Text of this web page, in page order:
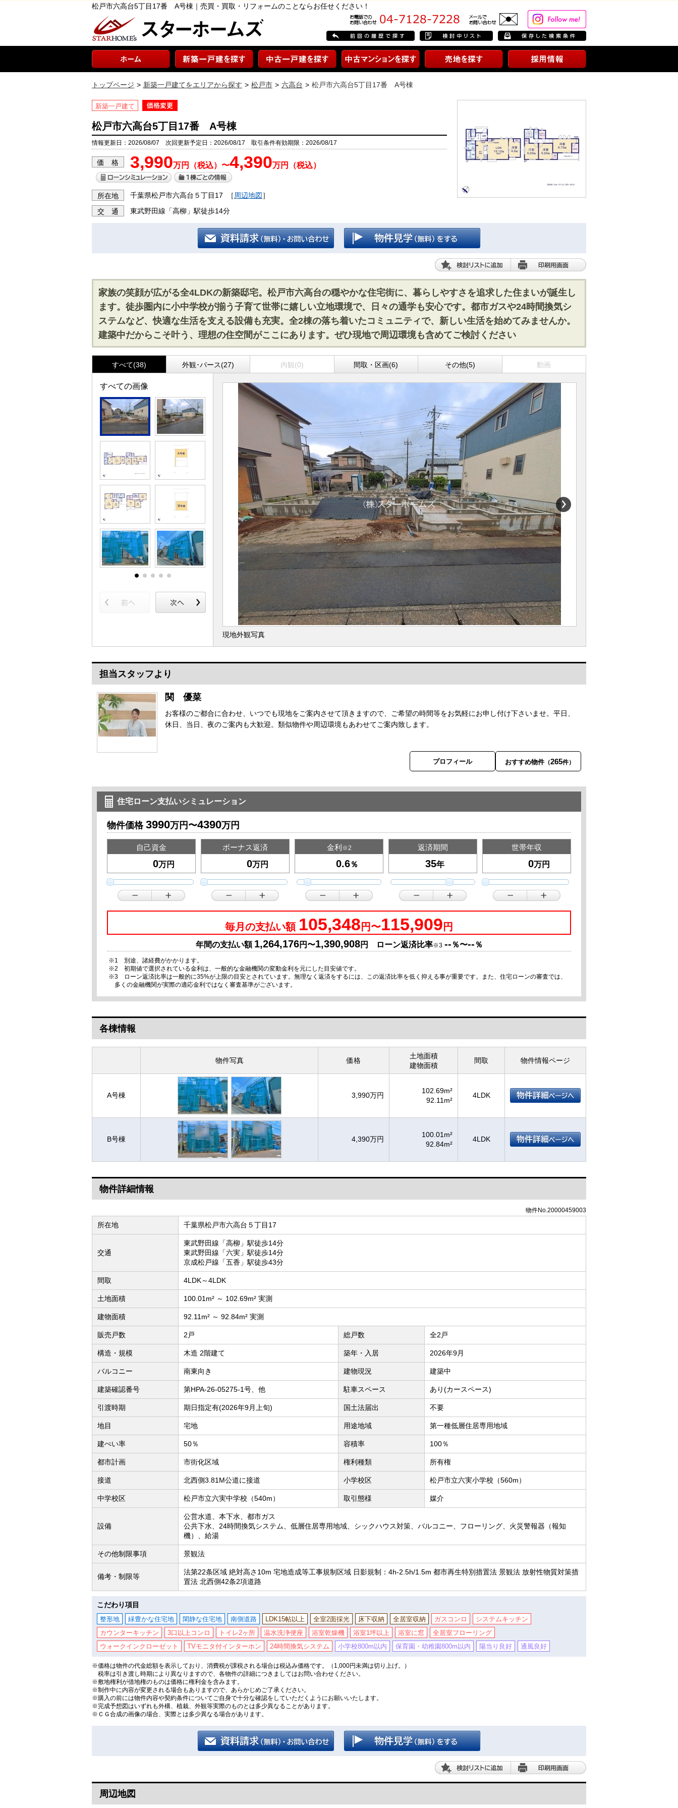
松戸市六高台5丁目17番 A号棟｜売買・買取・リフォームのことならお任せください！
トップページ 新築一戸建てをエリアから探す 松戸市 六高台 松戸市六高台5丁目17番 A号棟
新築一戸建て
松戸市六高台5丁目17番 A号棟
情報更新日：2026/08/07 次回更新予定日：2026/08/17 取引条件有効期限：2026/08/17
価 格 3,990万円（税込）〜4,390万円（税込）
所在地 千葉県松戸市六高台５丁目17 ［ 周辺地図］
交 通 東武野田線「高柳」駅徒歩14分
家族の笑顔が広がる全4LDKの新築邸宅。松戸市六高台の穏やかな住宅街に、暮らしやすさを追求した住まいが誕生し
ます。徒歩圏内に小中学校が揃う子育て世帯に嬉しい立地環境で、日々の通学も安心です。都市ガスや24時間換気シ
ステムなど、快適な生活を支える設備も充実。全2棟の落ち着いたコミュニティで、新しい生活を始めてみませんか。
建築中だからこそ叶う、理想の住空間がここにあります。ぜひ現地で周辺環境も含めてご検討ください
すべて(38) 外観･パース(27) 内観(0) 間取・区画(6) その他(5) 動画
すべての画像
現地外観写真
担当スタッフより
関 優菜
お客様のご都合に合わせ、いつでも現地をご案内させて頂きますので、ご希望の時間等をお気軽にお申し付け下さいませ。平日、
休日、当日、夜のご案内も大歓迎。類似物件や周辺環境もあわせてご案内致します。
プロフィール おすすめ物件 （265件）
住宅ローン支払いシミュレーション
物件価格 3990万円〜4390万円
自己資金
万円
ボーナス返済
万円
金利 ※2
％
返済期間
年
世帯年収
万円
毎月の支払い額 105,348 円〜115,909 円
年間の支払い額 1,264,176円〜1,390,908円 ローン返済比率※3 -- ％〜-- ％
※1 別途、諸経費がかかります。
※2 初期値で選択されている金利は、一般的な金融機関の変動金利を元にした目安値です。
※3 ローン返済比率は一般的に35%が上限の目安とされています。無理なく返済をするには、この返済比率を低く抑える事が重要です。また、住宅ローンの審査では、
多くの金融機関が実際の適応金利ではなく審査基準がございます。
各棟情報
物件写真 価格
土地面積
建物面積
間取 物件情報ページ
A号棟 3,990万円
102.69m²
92.11m²
4LDK
B号棟 4,390万円
100.01m²
92.84m²
4LDK
物件詳細情報
物件No.20000459003
所在地 千葉県松戸市六高台５丁目17
交通
東武野田線「高柳」駅徒歩14分
東武野田線「六実」駅徒歩14分
京成松戸線「五香」駅徒歩43分
間取 4LDK～4LDK
土地面積 100.01m² ～ 102.69m² 実測
建物面積 92.11m² ～ 92.84m² 実測
販売戸数 2戸 総戸数 全2戸
構造・規模 木造 2階建て 築年・入居 2026年9月
バルコニー 南東向き 建物現況 建築中
建築確認番号 第HPA-26-05275-1号、他 駐車スペース あり(カースペース)
引渡時期 期日指定有(2026年9月上旬) 国土法届出 不要
地目 宅地 用途地域 第一種低層住居専用地域
建ぺい率 50％ 容積率 100％
都市計画 市街化区域 権利種類 所有権
接道 北西側3.81M公道に接道 小学校区 松戸市立六実小学校（560m）
中学校区 松戸市立六実中学校（540m） 取引態様 媒介
設備
公営水道、本下水、都市ガス
公共下水、24時間換気システム、低層住居専用地域、シックハウス対策、バルコニー、フローリング、火災警報器（報知
機）、給湯
その他制限事項 景観法
備考・制限等
法第22条区域 絶対高さ10m 宅地造成等工事規制区域 日影規制：4h-2.5h/1.5m 都市再生特別措置法 景観法 放射性物質対策措
置法 北西側42条2項道路
こだわり項目
整形地 緑豊かな住宅地 閑静な住宅地 南側道路 LDK15帖以上 全室2面採光 床下収納 全居室収納 ガスコンロ
システムキッチン
カウンターキッチン
3口以上コンロ トイレ2ヶ所 温水洗浄便座 浴室乾燥機 浴室1坪以上 浴室に窓
全居室フローリング
ウォークインクローゼット
TVモニタ付インターホン 24時間換気システム 小学校800m以内 保育園・幼稚園800m以内 陽当り良好 通風良好
※価格は物件の代金総額を表示しており、消費税が課税される場合は税込み価格です。（1,000円未満は切り上げ。）
税率は引き渡し時期により異なりますので、各物件の詳細につきましてはお問い合わせください。
※敷地権利が借地権のものは価格に権利金を含みます。
※制作中に内容が変更される場合もありますので、あらかじめご了承ください。
※購入の前には物件内容や契約条件についてご自身で十分な確認をしていただくようにお願いいたします。
※完成予想図はいずれも外構、植栽、外観等実際のものとは多少異なることがあります。
※ＣＧ合成の画像の場合、実際とは多少異なる場合があります。
周辺地図